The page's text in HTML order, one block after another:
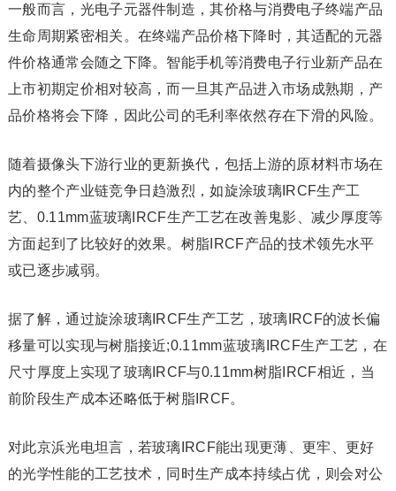
一般而言，光电子元器件制造，其价格与消费电子终端产品
生命周期紧密相关。在终端产品价格下降时，其适配的元器
件价格通常会随之下降。智能手机等消费电子行业新产品在
上市初期定价相对较高，而一旦其产品进入市场成熟期，产
品价格将会下降，因此公司的毛利率依然存在下滑的风险。
随着摄像头下游行业的更新换代，包括上游的原材料市场在
内的整个产业链竞争日趋激烈，如旋涂玻璃IRCF生产工
艺、0.11mm蓝玻璃IRCF生产工艺在改善鬼影、减少厚度等
方面起到了比较好的效果。树脂IRCF产品的技术领先水平
或已逐步减弱。
据了解，通过旋涂玻璃IRCF生产工艺，玻璃IRCF的波长偏
移量可以实现与树脂接近;0.11mm蓝玻璃IRCF生产工艺，在
尺寸厚度上实现了玻璃IRCF与0.11mm树脂IRCF相近，当
前阶段生产成本还略低于树脂IRCF。
对此京浜光电坦言，若玻璃IRCF能出现更薄、更牢、更好
的光学性能的工艺技术，同时生产成本持续占优，则会对公